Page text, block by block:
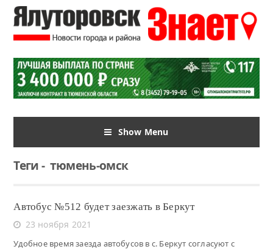
Show Menu
Теги-тюмень-омск
Автобус №512 будет заезжать в Беркут
23 ноября 2021
Удобное время заезда автобусов в с. Беркут согласуют с